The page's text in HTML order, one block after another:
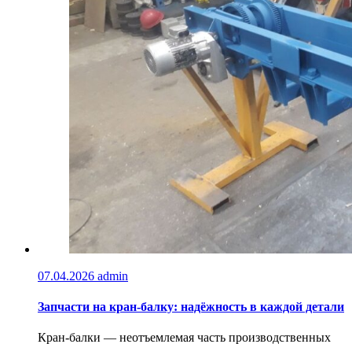
07.04.2026 admin
Запчасти на кран-балку: надёжность в каждой детали
Кран-балки — неотъемлемая часть производственных